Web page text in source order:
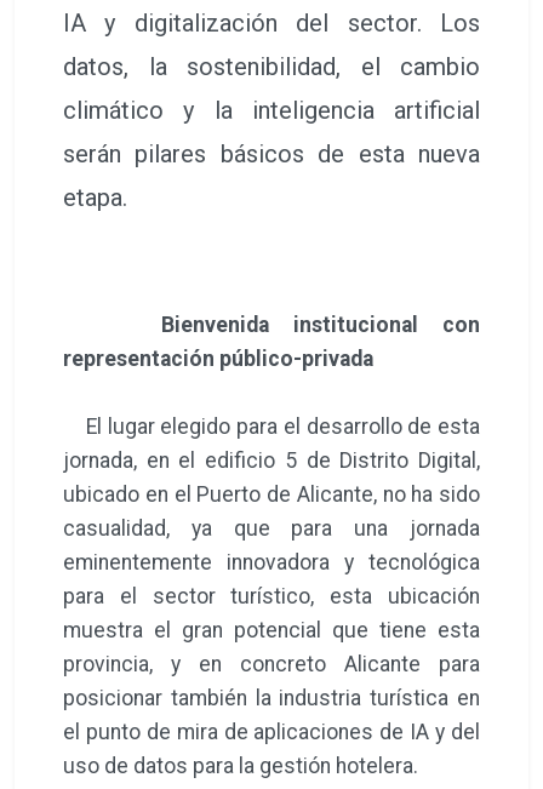
IA y digitalización del sector. Los
datos, la sostenibilidad, el cambio
climático y la inteligencia artificial
serán pilares básicos de esta nueva
etapa.
Bienvenida institucional con
representación público-privada
El lugar elegido para el desarrollo de esta
jornada, en el edificio 5 de Distrito Digital,
ubicado en el Puerto de Alicante, no ha sido
casualidad, ya que para una jornada
eminentemente innovadora y tecnológica
para el sector turístico, esta ubicación
muestra el gran potencial que tiene esta
provincia, y en concreto Alicante para
posicionar también la industria turística en
el punto de mira de aplicaciones de IA y del
uso de datos para la gestión hotelera.